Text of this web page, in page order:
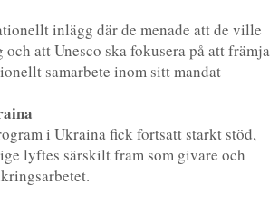
inlägg där de menade att de ville
att Unesco ska fokusera på att främja
samarbete inom sitt mandat
i Ukraina fick fortsatt starkt stöd,
lyftes särskilt fram som givare och